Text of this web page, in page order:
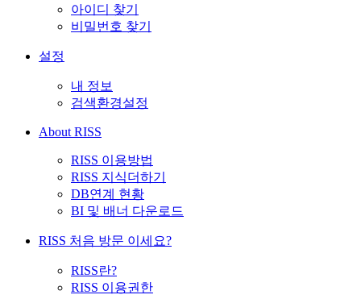
아이디 찾기
비밀번호 찾기
설정
내 정보
검색환경설정
About RISS
RISS 이용방법
RISS 지식더하기
DB연계 현황
BI 및 배너 다운로드
RISS 처음 방문 이세요?
RISS란?
RISS 이용권한